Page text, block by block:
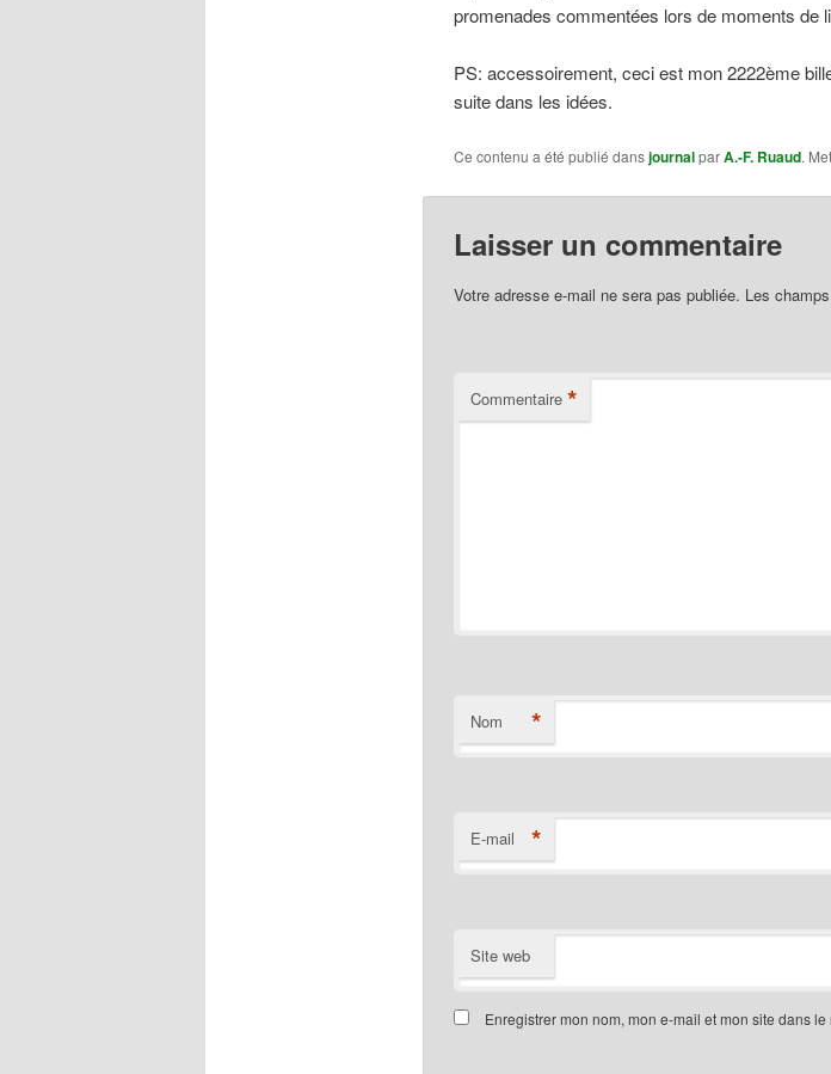
promenades commentées lors de moments de
PS: accessoirement, ceci est mon 2222ème
suite dans les idées.
Ce contenu a été publié dansjournalparA.-F. Ruaud.
Laisser un commentaire
Votre adresse e-mail ne sera pas publiée. Les
Commentaire *
Nom *
E-mail *
Site web
Enregistrer mon nom, mon e-mail et mon site dans